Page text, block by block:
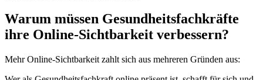
Warum müssen Gesundheitsfachkräfte
ihre Online-Sichtbarkeit verbessern?
Mehr Online-Sichtbarkeit zahlt sich aus mehreren Gründen aus: